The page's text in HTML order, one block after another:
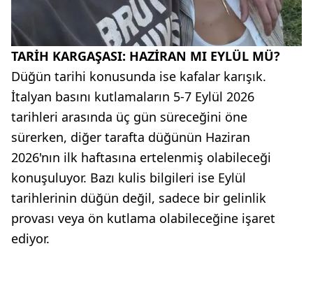
TARİH KARGAŞASI: HAZİRAN MI EYLÜL MÜ?
Düğün tarihi konusunda ise kafalar karışık.
İtalyan basını kutlamaların 5-7 Eylül 2026
tarihleri arasında üç gün süreceğini öne
sürerken, diğer tarafta düğünün Haziran
2026'nın ilk haftasına ertelenmiş olabileceği
konuşuluyor. Bazı kulis bilgileri ise Eylül
tarihlerinin düğün değil, sadece bir gelinlik
provası veya ön kutlama olabileceğine işaret
ediyor.